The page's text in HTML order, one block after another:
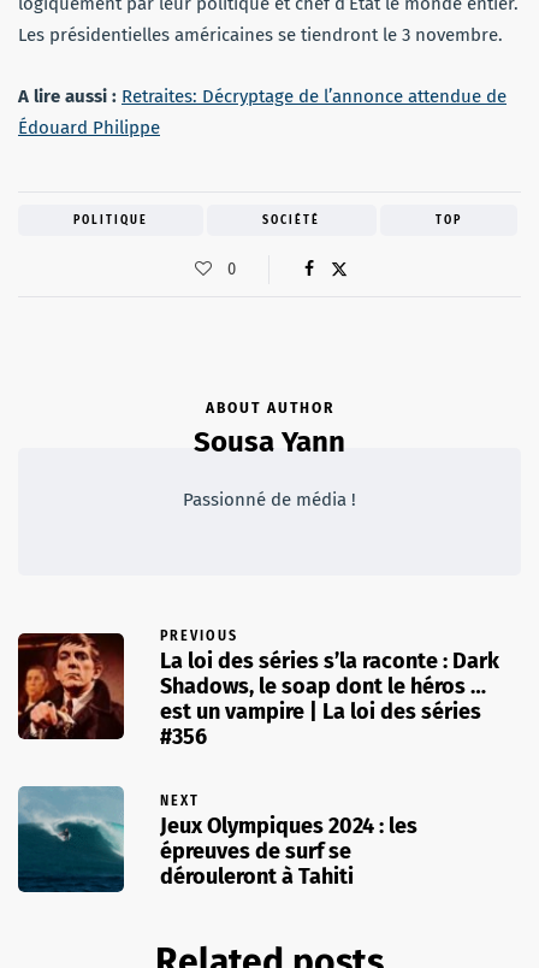
Les présidentielles américaines se tiendront le 3 novembre.
A lire aussi : Retraites: Décryptage de l’annonce attendue de
Édouard Philippe
POLITIQUE SOCIÉTÉ TOP
0
ABOUT AUTHOR
Sousa Yann
Passionné de média !
PREVIOUS
La loi des séries s’la raconte : Dark
Shadows, le soap dont le héros …
est un vampire | La loi des séries
#356
NEXT
Jeux Olympiques 2024 : les
épreuves de surf se
dérouleront à Tahiti